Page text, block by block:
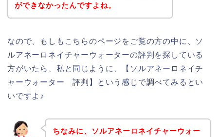
ができなかったんですよね。
なので、もしもこちらのページをご覧の方の中に、ソ
ルアネーロネイチャーウォーターの評判を探している
方がいたら、私と同じように、【ソルアネーロネイチ
ャーウォーター 評判】という感じで調べてみるとい
いですよ♪
ちなみに、ソルアネーロネイチャーウォー